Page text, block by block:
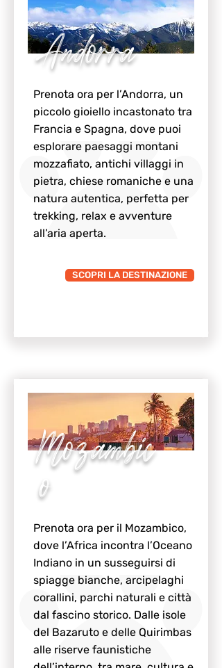
Andorra
Prenota ora per l’Andorra, un
piccolo gioiello incastonato tra
Francia e Spagna, dove puoi
esplorare paesaggi montani
mozzafiato, antichi villaggi in
pietra, chiese romaniche e una
natura autentica, perfetta per
trekking, relax e avventure
all’aria aperta.
SCOPRI LA DESTINAZIONE
Mozambic
o
Prenota ora per il Mozambico,
dove l’Africa incontra l’Oceano
Indiano in un susseguirsi di
spiagge bianche, arcipelaghi
corallini, parchi naturali e città
dal fascino storico. Dalle isole
del Bazaruto e delle Quirimbas
alle riserve faunistiche